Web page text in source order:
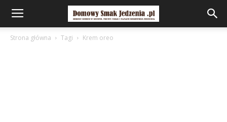
Strona główna Tagi Krem oreo